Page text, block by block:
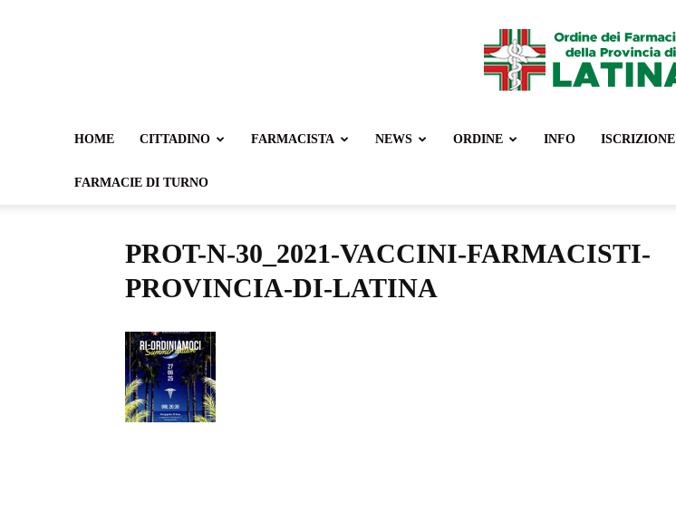
Farmacisti
HOME CITTADINO FARMACISTA NEWS ORDINE INFO ISCRIZIONE
FARMACIE DI TURNO
PROT-N-30_2021-VACCINI-FARMACISTI-
PROVINCIA-DI-LATINA